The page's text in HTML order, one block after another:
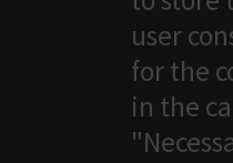
user
for the
in the